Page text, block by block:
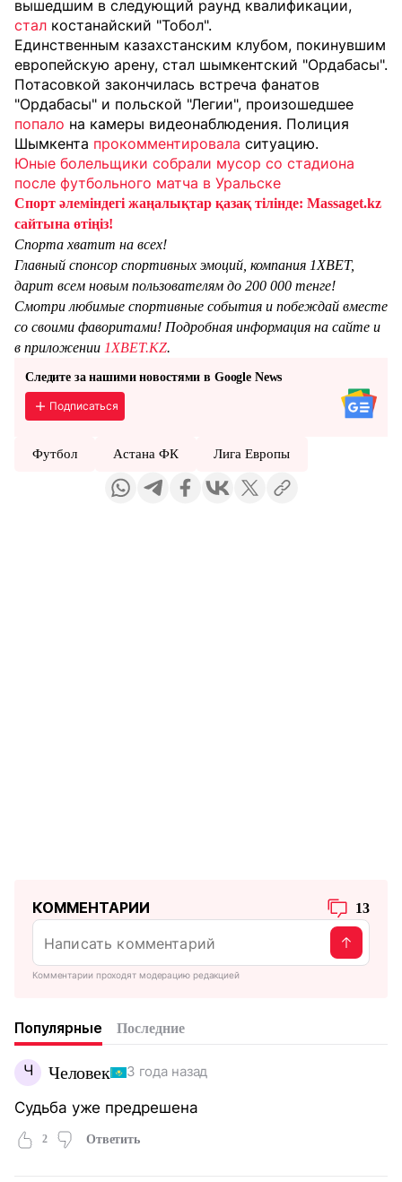
вышедшим в следующий раунд квалификации,
стал костанайский "Тобол".
Единственным казахстанским клубом, покинувшим
европейскую арену, стал шымкентский "Ордабасы".
Потасовкой закончилась встреча фанатов
"Ордабасы" и польской "Легии", произошедшее
попало на камеры видеонаблюдения. Полиция
Шымкента прокомментировала ситуацию.
Юные болельщики собрали мусор со стадиона
после футбольного матча в Уральске
Спорт әлеміндегі жаңалықтар қазақ тілінде: Massaget.kz
сайтына өтіңіз!
Спорта хватит на всех!
Главный спонсор спортивных эмоций, компания 1XBET,
дарит всем новым пользователям до 200 000 тенге!
Смотри любимые спортивные события и побеждай вместе
со своими фаворитами! Подробная информация на сайте и
в приложении 1XBET.KZ.
Следите за нашими новостями в Google News
Подписаться
Футбол Астана ФК Лига Европы
КОММЕНТАРИИ 13
Комментарии проходят модерацию редакцией
Популярные Последние
Ч Человек 3 года назад
Судьба уже предрешена
2 Ответить